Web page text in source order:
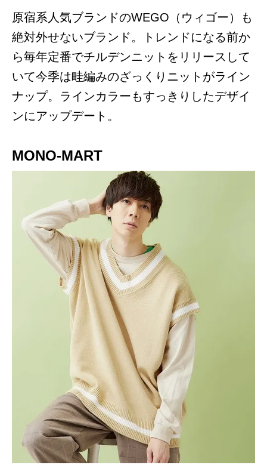
原宿系人気ブランドのWEGO（ウィゴー）も
絶対外せないブランド。トレンドになる前か
ら毎年定番でチルデンニットをリリースして
いて今季は畦編みのざっくりニットがライン
ナップ。ラインカラーもすっきりしたデザイ
ンにアップデート。
MONO-MART